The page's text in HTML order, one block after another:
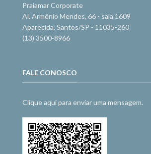
Praiamar Corporate
Al. Armênio Mendes, 66 - sala 1609
Aparecida, Santos/SP - 11035-260
(13) 3500-8966
FALE CONOSCO
Clique aqui para enviar uma mensagem.